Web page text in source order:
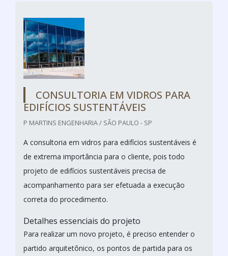
CONSULTORIA EM VIDROS PARA
EDIFÍCIOS SUSTENTÁVEIS
P MARTINS ENGENHARIA / SÃO PAULO - SP
A consultoria em vidros para edifícios sustentáveis é
de extrema importância para o cliente, pois todo
projeto de edifícios sustentáveis precisa de
acompanhamento para ser efetuada a execução
correta do procedimento.
Detalhes essenciais do projeto
Para realizar um novo projeto, é preciso entender o
partido arquitetônico, os pontos de partida para os